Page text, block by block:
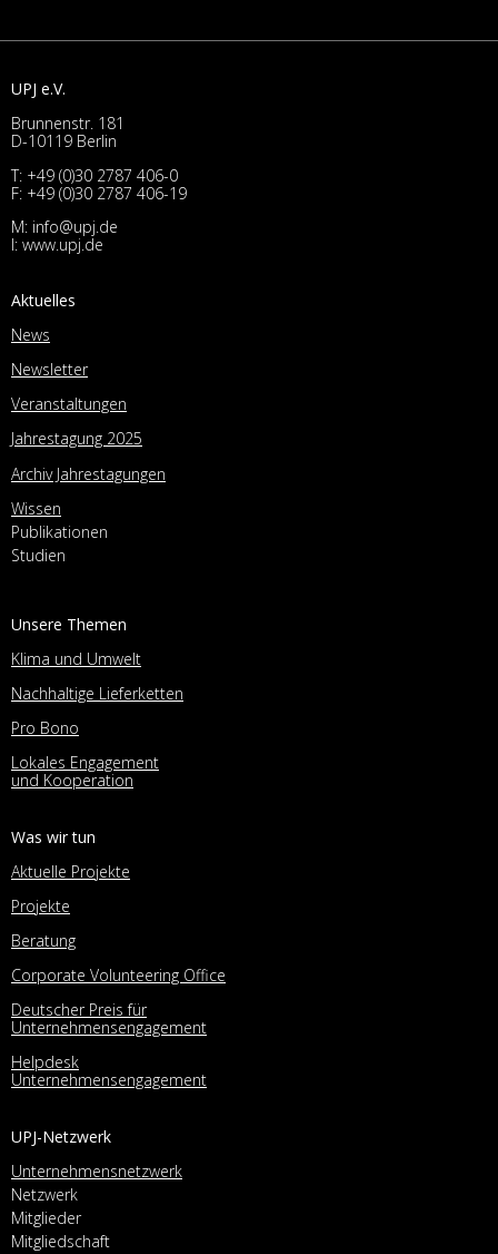
UPJ e.V.
Brunnenstr. 181
D-10119 Berlin
T: +49 (0)30 2787 406-0
F: +49 (0)30 2787 406-19
M: info@upj.de
I: www.upj.de
Aktuelles
News
Newsletter
Veranstaltungen
Jahrestagung 2025
Archiv Jahrestagungen
Wissen
Publikationen
Studien
Unsere Themen
Klima und Umwelt
Nachhaltige Lieferketten
Pro Bono
Lokales Engagement
und Kooperation
Was wir tun
Aktuelle Projekte
Projekte
Beratung
Corporate Volunteering Office
Deutscher Preis für
Unternehmensengagement
Helpdesk
Unternehmensengagement
UPJ-Netzwerk
Unternehmensnetzwerk
Netzwerk
Mitglieder
Mitgliedschaft